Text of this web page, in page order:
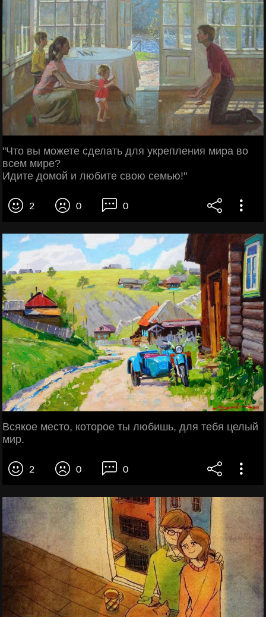
"Что вы можете сделать для укрепления мира во
всем мире?
Идите домой и любите свою семью!"
2 0 0
Всякое место, которое ты любишь, для тебя целый
мир.
2 0 0